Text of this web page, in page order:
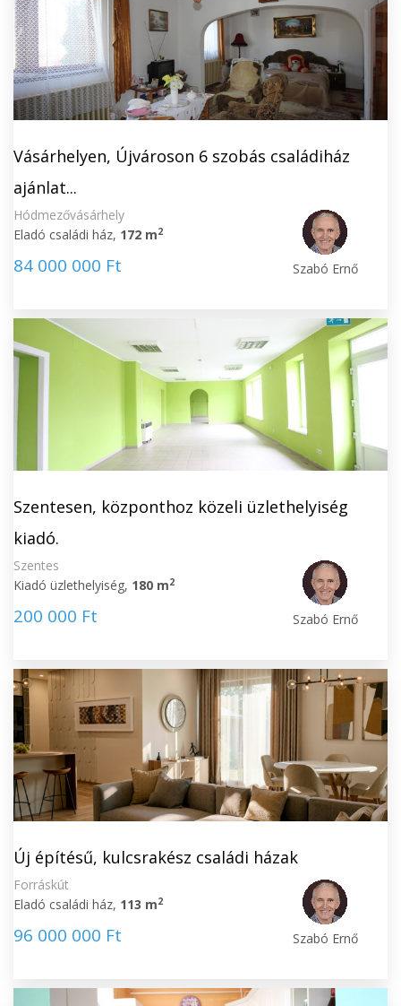
Vásárhelyen, Újvároson 6 szobás családiház
ajánlat...
Hódmezővásárhely
Eladó családi ház, 172 m2
84 000 000 Ft Szabó Ernő
Szentesen, központhoz közeli üzlethelyiség
kiadó.
Szentes
Kiadó üzlethelyiség, 180 m2
200 000 Ft Szabó Ernő
Új építésű, kulcsrakész családi házak
Forráskút
Eladó családi ház, 113 m2
96 000 000 Ft Szabó Ernő